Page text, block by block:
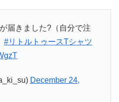
届きました?（自分で注
#リトルトゥースTシャツ
December 24,